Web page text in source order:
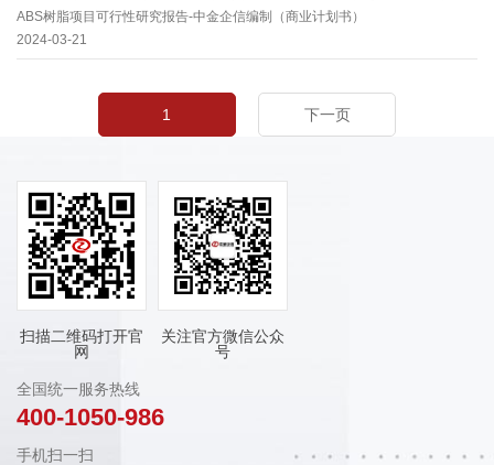
ABS树脂项目可行性研究报告-中金企信编制（商业计划书）
2024-03-21
1 下一页
扫描二维码打开官
网
关注官方微信公众
号
全国统一服务热线
400-1050-986
手机扫一扫